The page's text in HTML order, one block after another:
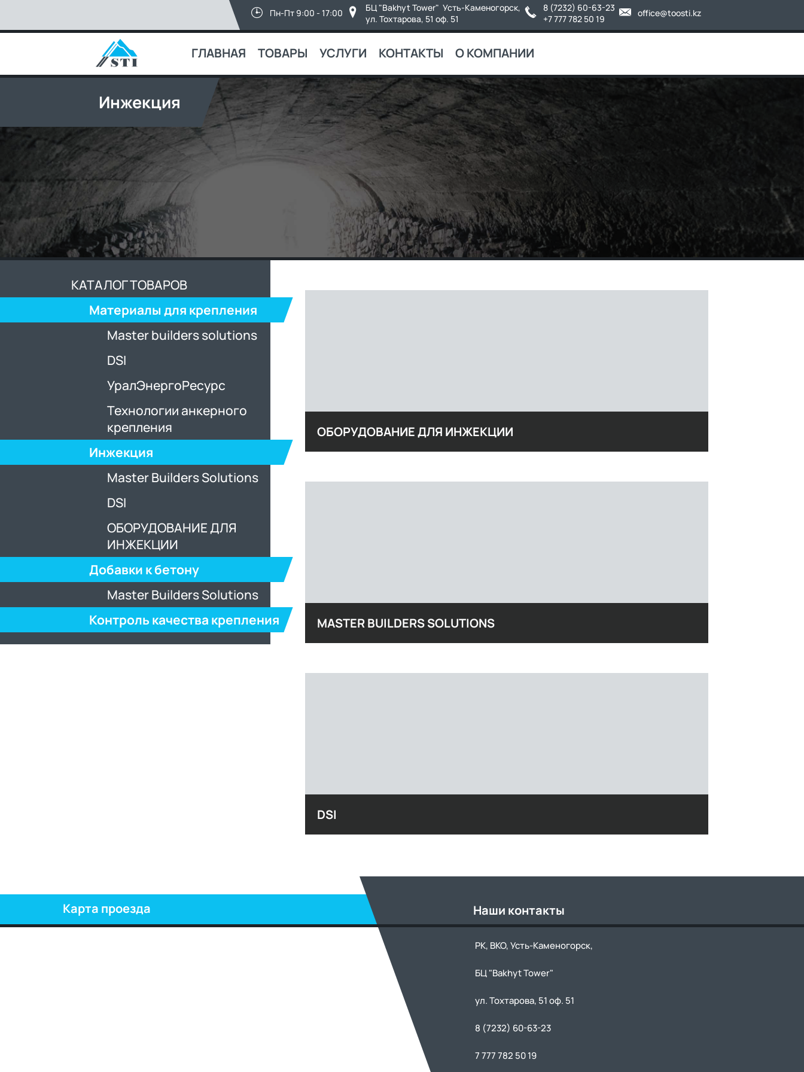
Пн-Пт 9:00 - 17:00
БЦ "Bakhyt Tower" Усть-Каменогорск,
ул. Тохтарова, 51 оф. 51
8 (7232) 60-63-23
+7 777 782 50 19
office@toosti.kz
ГЛАВНАЯ ТОВАРЫ УСЛУГИ КОНТАКТЫ О КОМПАНИИ
Инжекция
КАТАЛОГ ТОВАРОВ
Материалы для крепления
Master builders solutions
DSI
УралЭнергоРесурс
Технологии анкерного
крепления
Инжекция
Master Builders Solutions
DSI
ОБОРУДОВАНИЕ ДЛЯ
ИНЖЕКЦИИ
Добавки к бетону
Master Builders Solutions
Контроль качества крепления
ОБОРУДОВАНИЕ ДЛЯ ИНЖЕКЦИИ
MASTER BUILDERS SOLUTIONS
DSI
Карта проезда Наши контакты
РК, ВКО, Усть-Каменогорск,
БЦ "Bakhyt Tower"
ул. Тохтарова, 51 оф. 51
8 (7232) 60-63-23
7 777 782 50 19